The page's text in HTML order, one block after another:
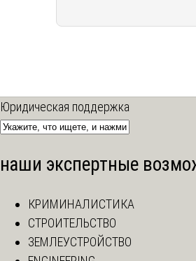
Юридическая поддержка
наши экспертные
КРИМИНАЛИСТИКА
СТРОИТЕЛЬСТВО
ЗЕМЛЕУСТРОЙСТВО